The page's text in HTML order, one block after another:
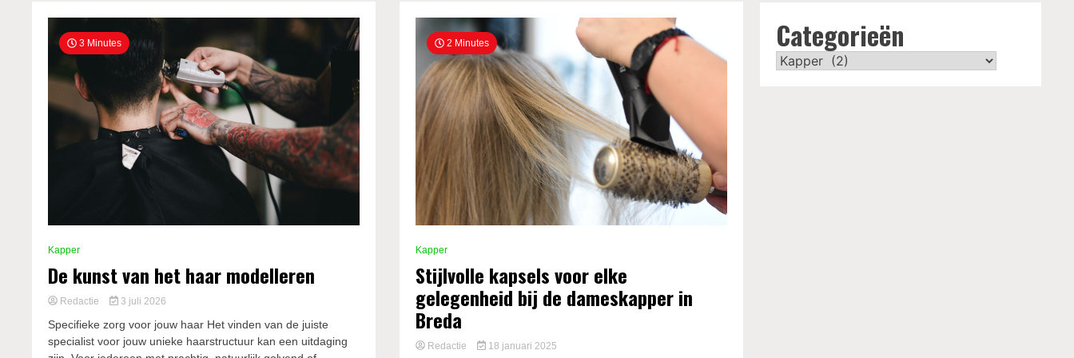
3 Minutes
Kapper
De kunst van het haar modelleren
Redactie 3 juli 2026
Specifieke zorg voor jouw haar Het vinden van de juiste
specialist voor jouw unieke haarstructuur kan een uitdaging
2 Minutes
Kapper
Stijlvolle kapsels voor elke
gelegenheid bij de dameskapper in
Breda
Redactie 18 januari 2025
Categorieën
Categorieën